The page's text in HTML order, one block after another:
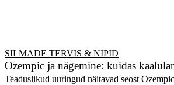
SILMADE TERVIS & NIPID
Ozempic ja nägemine: kuidas
Teaduslikud uuringud näitavad seost